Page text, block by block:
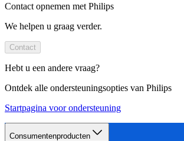
Contact opnemen met Philips
We helpen u graag verder.
Contact
Hebt u een andere vraag?
Ontdek alle ondersteuningsopties van Philips
Startpagina voor ondersteuning
Consumentenproducten